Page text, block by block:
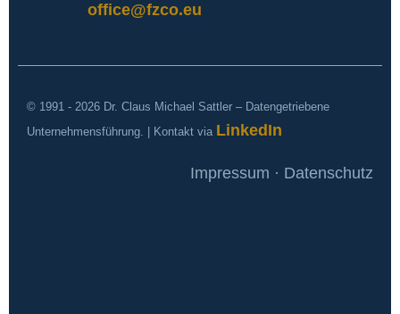
office@fzco.eu
© 1991 - 2026 Dr. Claus Michael Sattler – Datengetriebene
Unternehmensführung. | Kontakt via LinkedIn
Impressum · Datenschutz